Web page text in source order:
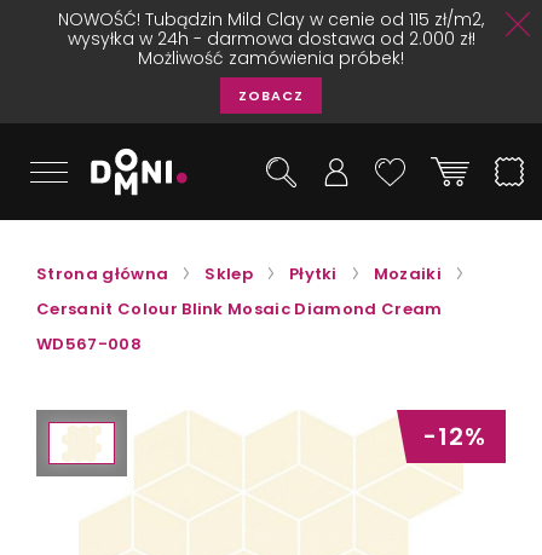
NOWOŚĆ! Tubądzin Mild Clay w cenie od 115 zł/m2,
wysyłka w 24h - darmowa dostawa od 2.000 zł!
Możliwość zamówienia próbek!
ZOBACZ
Strona główna Sklep Płytki
Mozaiki
Cersanit Colour Blink Mosaic Diamond Cream
WD567-008
-12%